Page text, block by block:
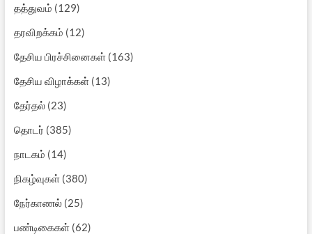
தத்துவம் (129)
தரவிறக்கம் (12)
தேசிய பிரச்சினைகள்(163)
தேசிய விழாக்கள்(13)
தேர்தல்(23)
தொடர் (385)
நாடகம் (14)
நிகழ்வுகள்(380)
நேர்காணல்(25)
பண்டிகைகள்(62)